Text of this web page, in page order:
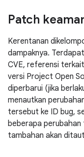
Patch
Kerentanan
dampaknya.
CVE, referensi
versi Project Open
diperbarui (jika
menautkan
tersebut ke ID bug,
beberapa
tambahan akan